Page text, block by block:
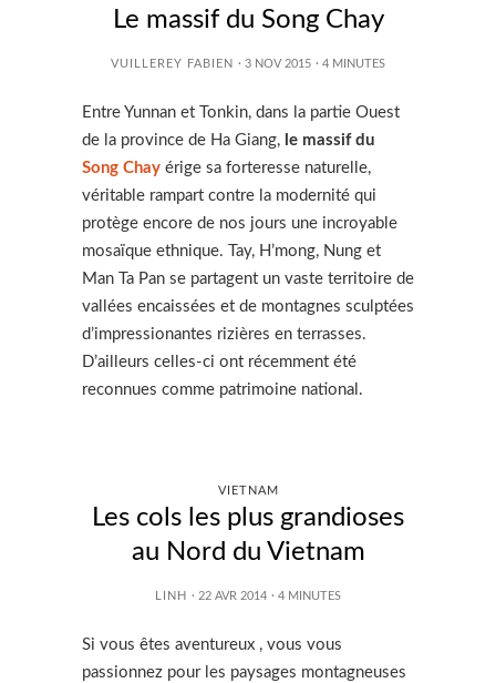
Le massif du Song Chay
VUILLEREY FABIEN · 3 NOV 2015 · 4 MINUTES
Entre Yunnan et Tonkin, dans la partie Ouest
de la province de Ha Giang, le massif du
Song Chay érige sa forteresse naturelle,
véritable rampart contre la modernité qui
protège encore de nos jours une incroyable
mosaïque ethnique. Tay, H’mong, Nung et
Man Ta Pan se partagent un vaste territoire de
vallées encaissées et de montagnes sculptées
d’impressionantes rizières en terrasses.
D’ailleurs celles-ci ont récemment été
reconnues comme patrimoine national.
VIETNAM
Les cols les plus grandioses
au Nord du Vietnam
LINH · 22 AVR 2014 · 4 MINUTES
Si vous êtes aventureux , vous vous
passionnez pour les paysages montagneuses